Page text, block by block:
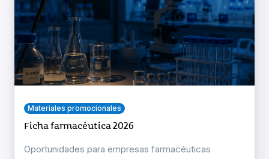
Materiales promocionales
Ficha farmacéutica 2026
Oportunidades para empresas farmacéuticas